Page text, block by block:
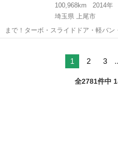
100,968km
2014年
埼玉県 上尾市
まで！ターボ・スライドドア・軽バン
無： あり ■ 年…
1 2 3
全2781件中